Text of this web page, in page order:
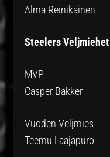
Alma Reinikainen
Steelers Veljmiehet
Casper Bakker
Teemu Laajapuro